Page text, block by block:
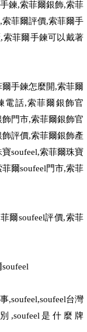
鍊,索菲爾銀飾,索菲
,索菲爾評價,索菲爾手
,索菲爾手鍊可以戴著
爾手鍊怎麼開,索菲爾
電話,索菲爾銀飾官
飾門市,索菲爾銀飾官
飾評價,索菲爾銀飾產
寶soufeel,索菲爾珠寶
菲爾soufeel門市,索菲
爾soufeel評價,索菲
soufeel
,soufeel,soufeel台灣
,soufeel 是什麼牌